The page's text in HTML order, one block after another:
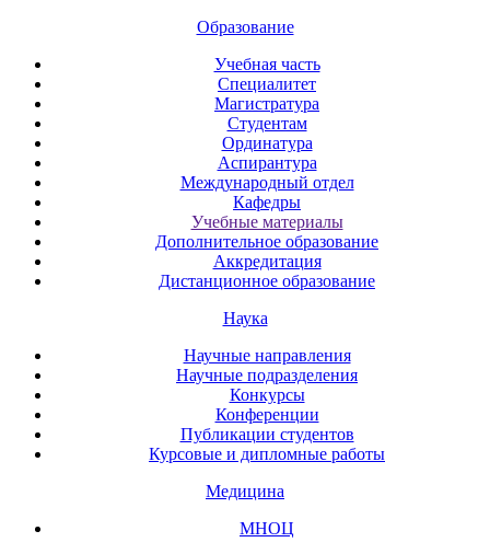
Образование
Учебная часть
Специалитет
Магистратура
Студентам
Ординатура
Аспирантура
Международный отдел
Кафедры
Учебные материалы
Дополнительное образование
Аккредитация
Дистанционное образование
Наука
Научные направления
Научные подразделения
Конкурсы
Конференции
Публикации студентов
Курсовые и дипломные работы
Медицина
МНОЦ